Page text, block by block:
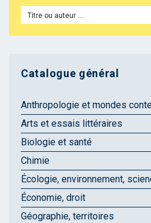
Catalogue général
Anthropologie et mondes
Arts et essais littéraires
Biologie et santé
Chimie
Écologie, environnement,
Économie, droit
Géographie, territoires